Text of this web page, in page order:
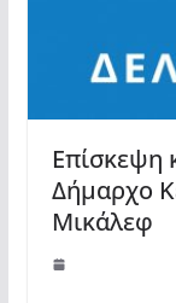
Επίσκεψη
Δήμαρχο
Μικάλεφ